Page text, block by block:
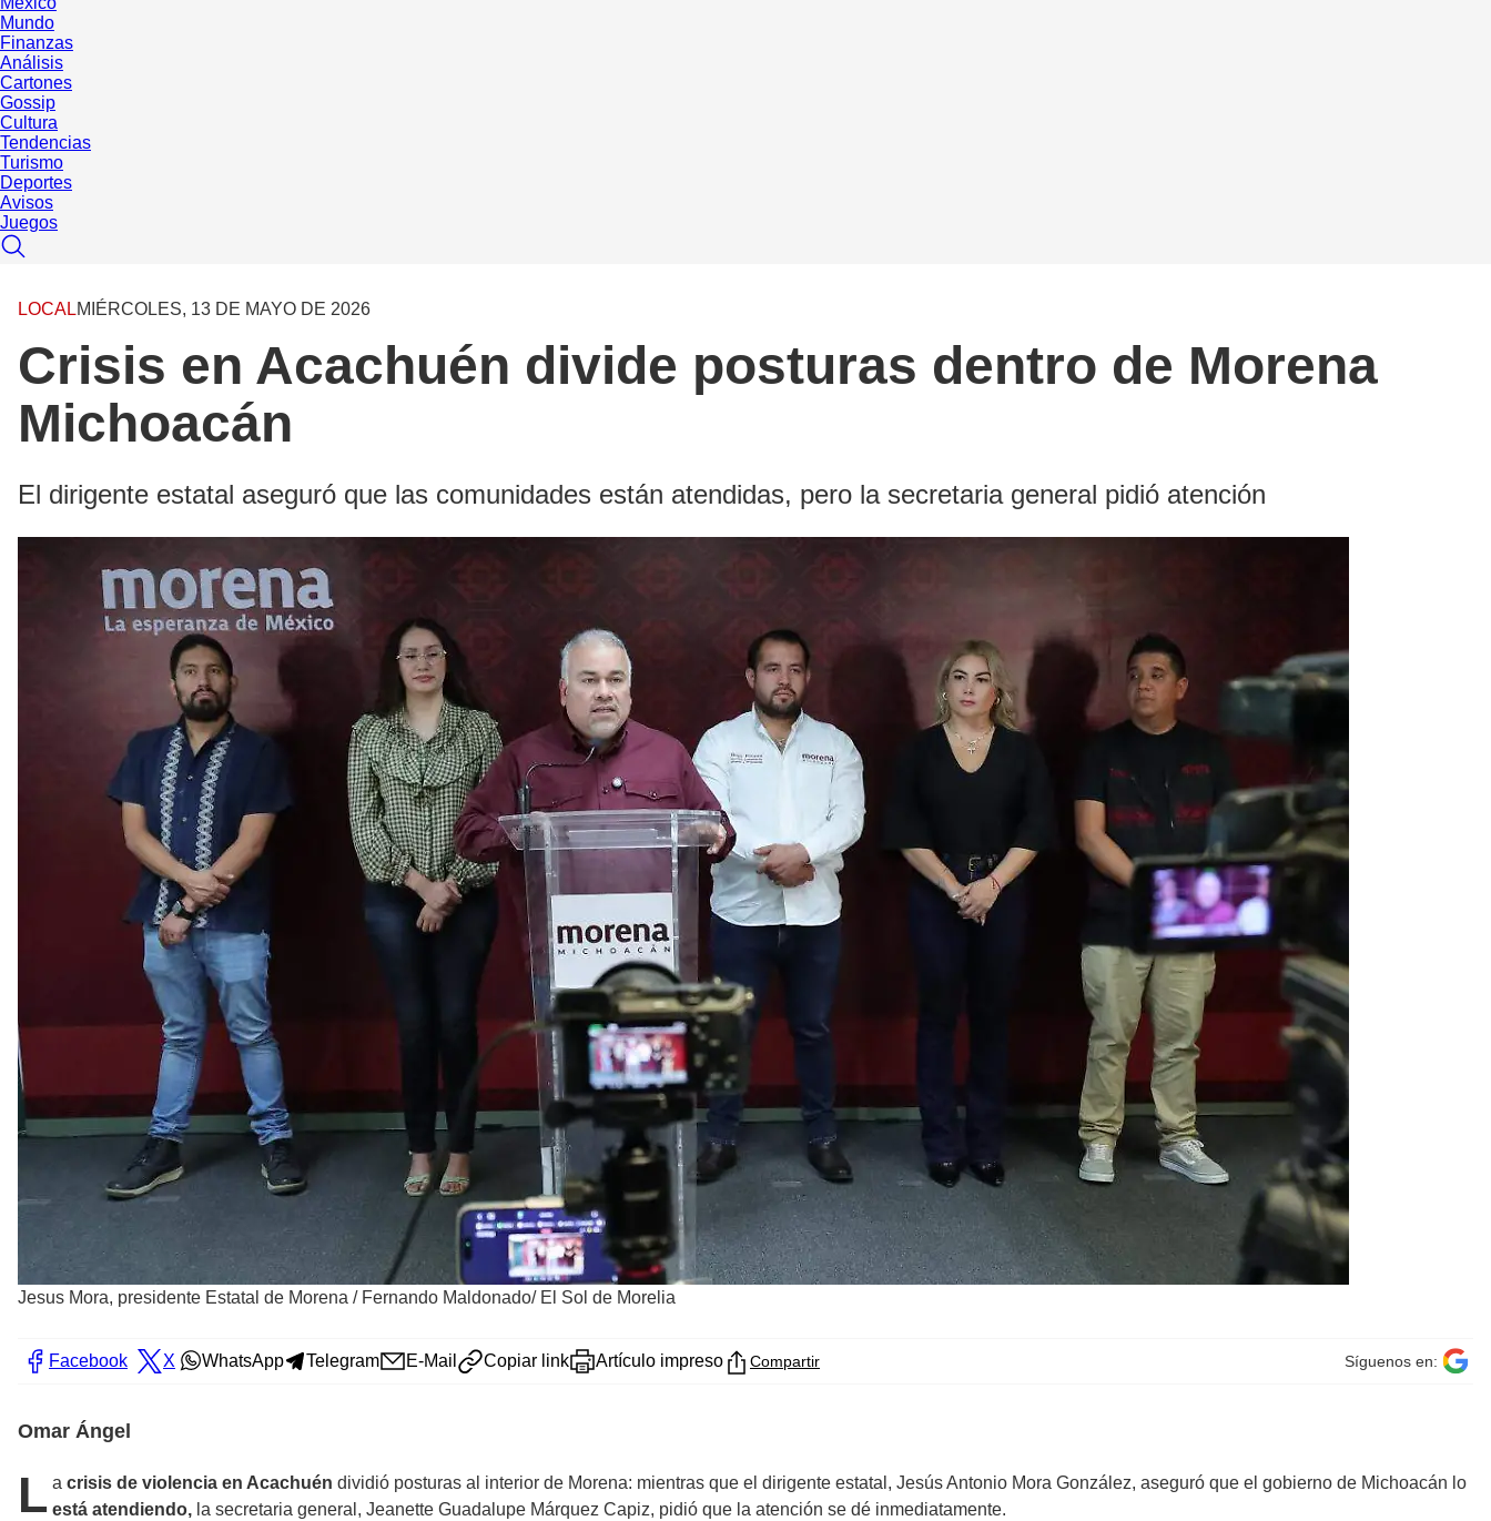
Mundo
Finanzas
Análisis
Cartones
Gossip
Cultura
Tendencias
Turismo
Deportes
Avisos
Juegos
LOCALMIÉRCOLES, 13 DE MAYO DE 2026
Crisis en Acachuén divide posturas dentro de Morena
Michoacán
El dirigente estatal aseguró que las comunidades están atendidas, pero la secretaria general pidió atención
Jesus Mora, presidente Estatal de Morena / Fernando Maldonado/ El Sol de Morelia
Facebook X WhatsApp Telegram E-Mail Copiar link Artículo impreso Compartir Síguenos en:
Omar Ángel
L a crisis de violencia en Acachuén dividió posturas al interior de Morena: mientras que el dirigente estatal, Jesús Antonio Mora González, aseguró que el gobierno de Michoacán lo
está atendiendo, la secretaria general, Jeanette Guadalupe Márquez Capiz, pidió que la atención se dé inmediatamente.